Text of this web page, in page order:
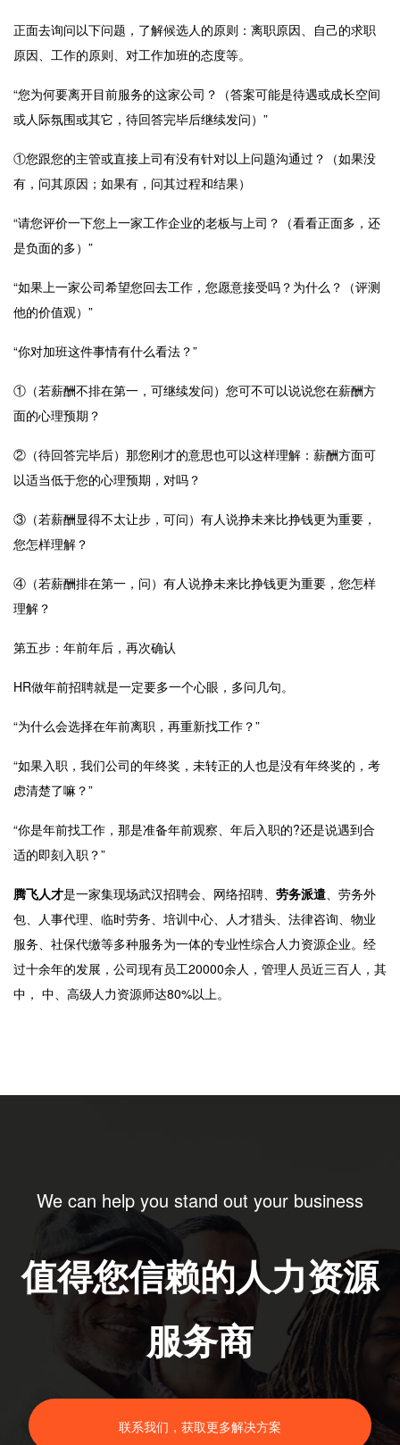
正面去询问以下问题，了解候选人的原则：离职原因、自己的求职
原因、工作的原则、对工作加班的态度等。
“您为何要离开目前服务的这家公司？（答案可能是待遇或成长空间
或人际氛围或其它，待回答完毕后继续发问）”
①您跟您的主管或直接上司有没有针对以上问题沟通过？（如果没
有，问其原因；如果有，问其过程和结果）
“请您评价一下您上一家工作企业的老板与上司？（看看正面多，还
是负面的多）”
“如果上一家公司希望您回去工作，您愿意接受吗？为什么？（评测
他的价值观）”
“你对加班这件事情有什么看法？”
①（若薪酬不排在第一，可继续发问）您可不可以说说您在薪酬方
面的心理预期？
②（待回答完毕后）那您刚才的意思也可以这样理解：薪酬方面可
以适当低于您的心理预期，对吗？
③（若薪酬显得不太让步，可问）有人说挣未来比挣钱更为重要，
您怎样理解？
④（若薪酬排在第一，问）有人说挣未来比挣钱更为重要，您怎样
理解？
第五步：年前年后，再次确认
HR做年前招聘就是一定要多一个心眼，多问几句。
“为什么会选择在年前离职，再重新找工作？”
“如果入职，我们公司的年终奖，未转正的人也是没有年终奖的，考
虑清楚了嘛？”
“你是年前找工作，那是准备年前观察、年后入职的?还是说遇到合
适的即刻入职？”
腾飞人才是一家集现场武汉招聘会、网络招聘、 劳务派遣 、劳务外
包、人事代理、临时劳务、培训中心、人才猎头、法律咨询、物业
服务、社保代缴等多种服务为一体的专业性综合人力资源企业。经
过十余年的发展，公司现有员工20000余人，管理人员近三百人，其
中， 中、高级人力资源师达80%以上。
We can help you stand out your business
值得您信赖的人力资源
服务商
联系我们，获取更多解决方案